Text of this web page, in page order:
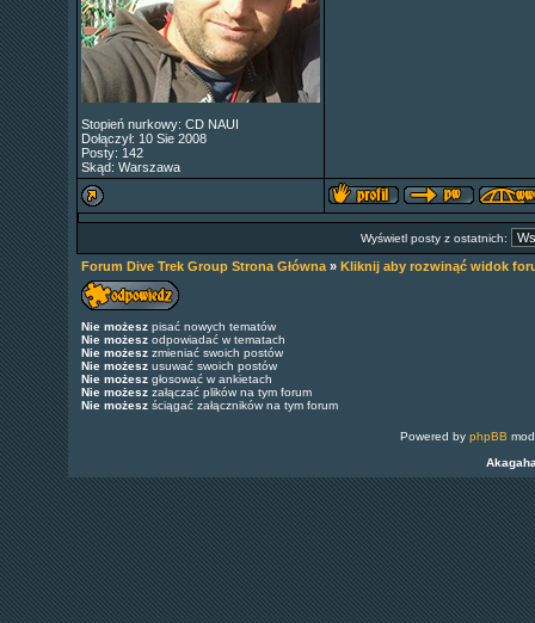
Stopień nurkowy: CD NAUI
Dołączył: 10 Sie 2008
Posty: 142
Skąd: Warszawa
Wyświetl posty z ostatnich:
Forum Dive Trek Group Strona Główna» Kliknij aby rozwinąć widok
Nie możeszpisać nowych tematów
Nie możeszodpowiadać w tematach
Nie możeszzmieniać swoich postów
Nie możeszusuwać swoich postów
Nie możeszgłosować w ankietach
Nie możeszzałączać plików na tym forum
Nie możeszściągać załączników na tym forum
Powered by phpBB